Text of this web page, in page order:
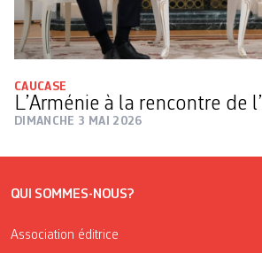
CAUCASE
L’Arménie à la rencontre de
DIMANCHE 3 MAI 2026
QUI SOMMES-NOUS?
Association éditrice